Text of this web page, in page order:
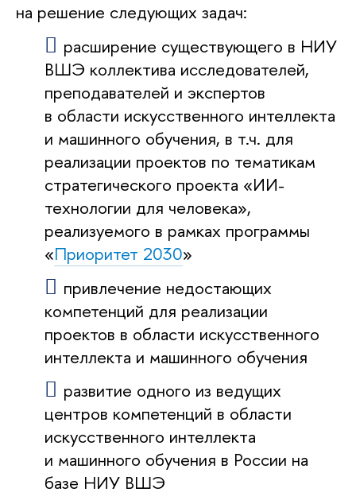
на решение следующих задач:
расширение существующего в НИУ
ВШЭ коллектива исследователей,
преподавателей и экспертов
в области искусственного интеллекта
и машинного обучения, в т.ч. для
реализации проектов по тематикам
стратегического проекта «ИИ-
технологии для человека»,
реализуемого в рамках программы
«Приоритет 2030»
привлечение недостающих
компетенций для реализации
проектов в области искусственного
интеллекта и машинного обучения
развитие одного из ведущих
центров компетенций в области
искусственного интеллекта
и машинного обучения в России на
базе НИУ ВШЭ